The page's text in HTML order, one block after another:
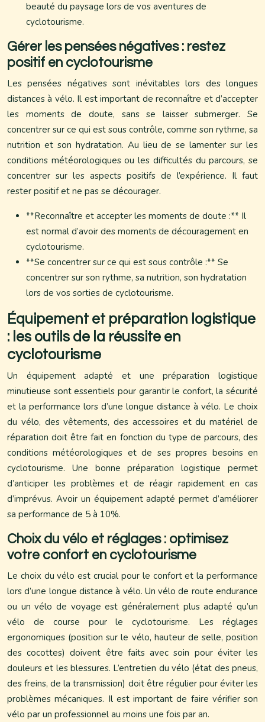
beauté du paysage lors de vos aventures de
cyclotourisme.
Gérer les pensées négatives : restez
positif en cyclotourisme
Les pensées négatives sont inévitables lors des longues
distances à vélo. Il est important de reconnaître et d’accepter
les moments de doute, sans se laisser submerger. Se
concentrer sur ce qui est sous contrôle, comme son rythme, sa
nutrition et son hydratation. Au lieu de se lamenter sur les
conditions météorologiques ou les difficultés du parcours, se
concentrer sur les aspects positifs de l’expérience. Il faut
rester positif et ne pas se décourager.
**Reconnaître et accepter les moments de doute :** Il
est normal d’avoir des moments de découragement en
cyclotourisme.
**Se concentrer sur ce qui est sous contrôle :** Se
concentrer sur son rythme, sa nutrition, son hydratation
lors de vos sorties de cyclotourisme.
Équipement et préparation logistique
: les outils de la réussite en
cyclotourisme
Un équipement adapté et une préparation logistique
minutieuse sont essentiels pour garantir le confort, la sécurité
et la performance lors d’une longue distance à vélo. Le choix
du vélo, des vêtements, des accessoires et du matériel de
réparation doit être fait en fonction du type de parcours, des
conditions météorologiques et de ses propres besoins en
cyclotourisme. Une bonne préparation logistique permet
d’anticiper les problèmes et de réagir rapidement en cas
d’imprévus. Avoir un équipement adapté permet d’améliorer
sa performance de 5 à 10%.
Choix du vélo et réglages : optimisez
votre confort en cyclotourisme
Le choix du vélo est crucial pour le confort et la performance
lors d’une longue distance à vélo. Un vélo de route endurance
ou un vélo de voyage est généralement plus adapté qu’un
vélo de course pour le cyclotourisme. Les réglages
ergonomiques (position sur le vélo, hauteur de selle, position
des cocottes) doivent être faits avec soin pour éviter les
douleurs et les blessures. L’entretien du vélo (état des pneus,
des freins, de la transmission) doit être régulier pour éviter les
problèmes mécaniques. Il est important de faire vérifier son
vélo par un professionnel au moins une fois par an.